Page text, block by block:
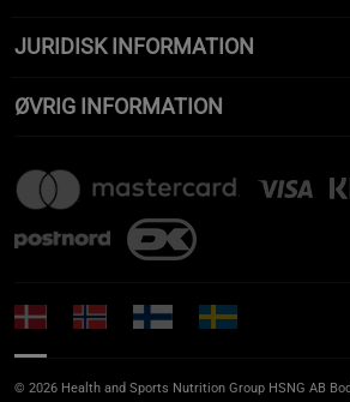
JURIDISK INFORMATION
ØVRIG INFORMATION
© 2026 Health and Sports Nutrition Group HSNG AB